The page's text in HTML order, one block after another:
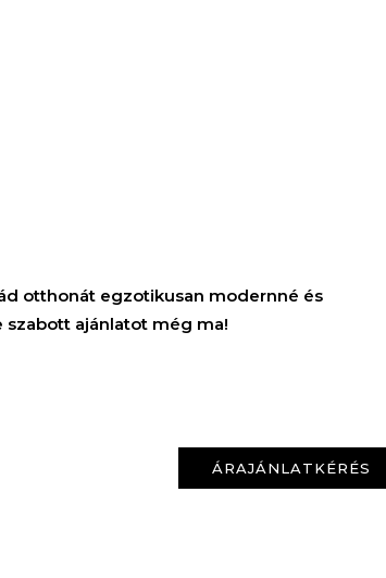
otthonát egzotikusan modernné és
szabott ajánlatot még ma!
ÁRAJÁNLATKÉRÉS